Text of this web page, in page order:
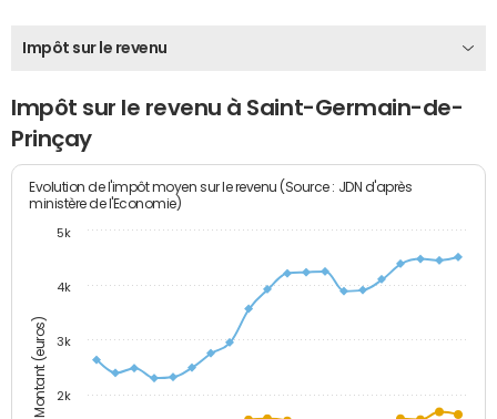
Impôt sur le revenu
Impôt sur le revenu à Saint-Germain-de-
Prinçay
Montant (euros)
Evolution de l'impôt moyen sur le revenu (Source : JDN d'après
ministère de l'Economie)
2k
3k
4k
5k